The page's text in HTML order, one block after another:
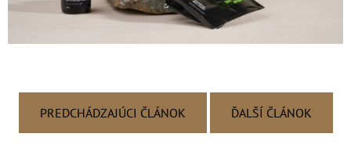
PREDCHÁDZAJÚCI ČLÁNOK ĎALŠÍ ČLÁNOK